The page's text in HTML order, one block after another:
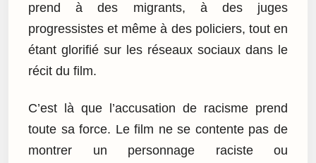
prend à des migrants, à des juges
progressistes et même à des policiers, tout en
étant glorifié sur les réseaux sociaux dans le
récit du film.
C’est là que l’accusation de racisme prend
toute sa force. Le film ne se contente pas de
montrer un personnage raciste ou